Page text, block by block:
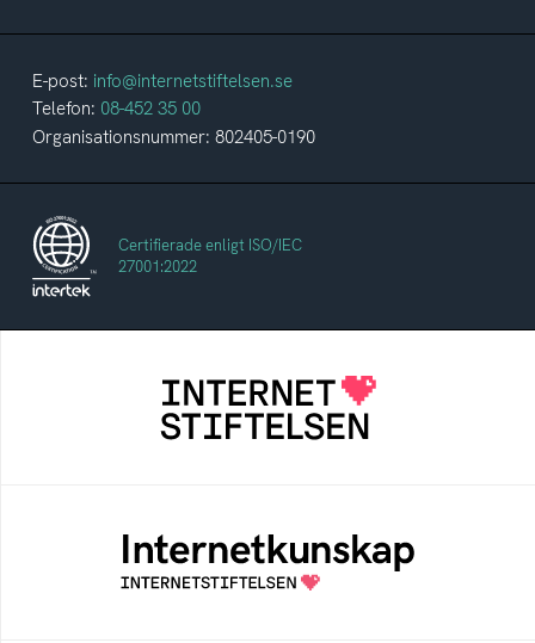
E-post: info@internetstiftelsen.se
Telefon: 08-452 35 00
Organisationsnummer: 802405-0190
Certifierade enligt ISO/IEC
27001:2022
Internetstiftelsen verkar för ett internet som
bidrar positivt till människan och samhället
Samlad kunskap som hjälper dig att bli en
säker och medveten internetanvändare